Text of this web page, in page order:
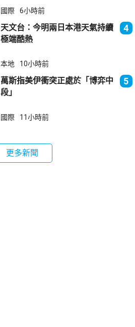
國際 6小時前
天文台：今明兩日本港天氣持續
極端酷熱
4
本地 10小時前
萬斯指美伊衝突正處於「博弈中
段」
5
國際 11小時前
更多新聞